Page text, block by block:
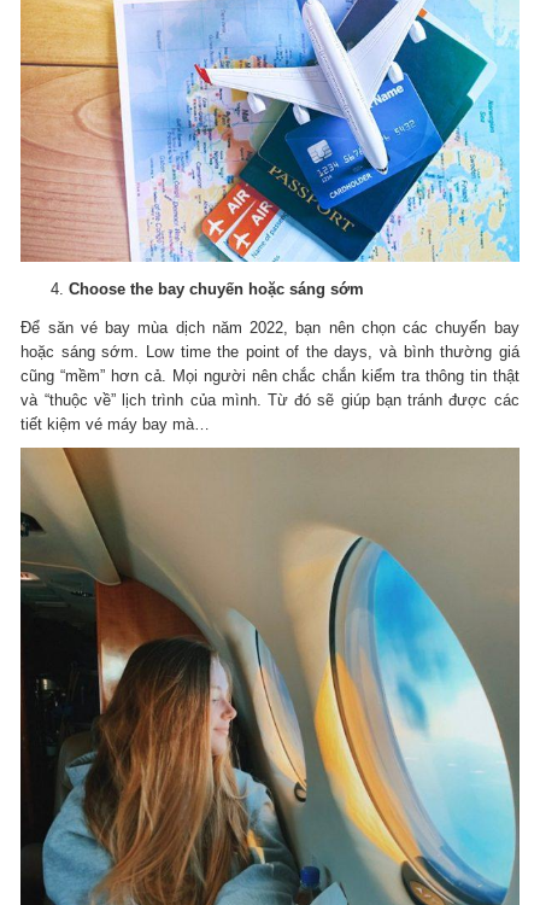
Choose the bay chuyến hoặc sáng sớm
Để săn vé bay mùa dịch năm 2022, bạn nên chọn các chuyến bay
hoặc sáng sớm. Low time the point of the days, và bình thường giá
cũng “mềm” hơn cả. Mọi người nên chắc chắn kiểm tra thông tin thật
và “thuộc về” lịch trình của mình. Từ đó sẽ giúp bạn tránh được các
tiết kiệm vé máy bay mà…